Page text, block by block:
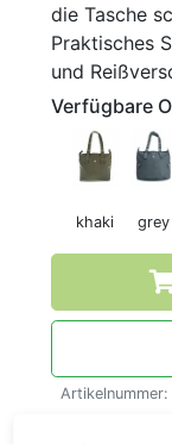
die Tasche
Praktisches
und
Verfügbare
khaki grey
Artikelnummer: